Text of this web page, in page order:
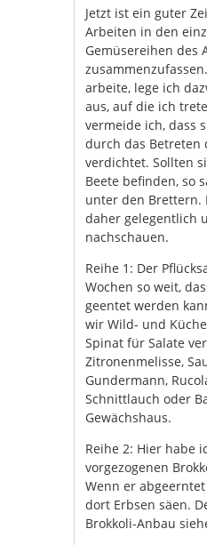
Jetzt ist ein guter
Arbeiten in den
Gemüsereihen des
arbeite, lege ich
aus, auf die ich
vermeide ich, dass
durch das Betreten
verdichtet. Sollten
Beete befinden, so
unter den Brettern.
daher gelegentlich
nachschauen.
Reihe 1: Der
Wochen so weit,
geentet werden
wir Wild- und
Spinat für Salate
Zitronenmelisse,
Gundermann,
Schnittlauch oder
Gewächshaus.
Reihe 2: Hier habe
vorgezogenen
Wenn er
dort Erbsen säen.
Brokkoli-Anbau